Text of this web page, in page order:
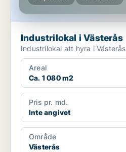
Industrilokal i Västerås
Industrilokal att hyra i Västerås
Areal
Ca. 1 080 m2
Pris pr. md.
Inte angivet
Område
Västerås